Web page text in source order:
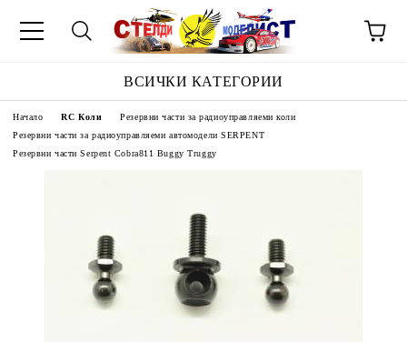
ВСИЧКИ КАТЕГОРИИ
Начало RC Коли
Резервни части за радиоуправляеми коли
Резервни части за радиоуправляеми автомодели SERPENT
Резервни части Serpent Cobra811 Buggy Truggy